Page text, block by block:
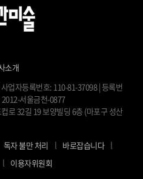
소개
업자등록번호: 110-81-37098 | 등록번
서울금천-0877
로 32길 19 보양빌딩 6층 (마포구 성산
독자 불만 처리 l 바로잡습니다 l
l 이용자위원회